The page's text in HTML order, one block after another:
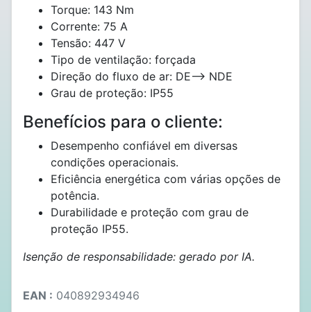
Torque: 143 Nm
Corrente: 75 A
Tensão: 447 V
Tipo de ventilação: forçada
Direção do fluxo de ar: DE--> NDE
Grau de proteção: IP55
Benefícios para o cliente:
Desempenho confiável em diversas
condições operacionais.
Eficiência energética com várias opções de
potência.
Durabilidade e proteção com grau de
proteção IP55.
Isenção de responsabilidade: gerado por IA.
EAN : 040892934946